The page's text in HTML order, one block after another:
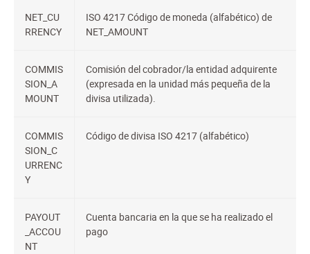
NET_CU
RRENCY
ISO 4217 Código de moneda (alfabético) de
NET_AMOUNT
COMMIS
SION_A
MOUNT
Comisión del cobrador/la entidad adquirente
(expresada en la unidad más pequeña de la
divisa utilizada).
COMMIS
SION_C
URRENC
Y
Código de divisa ISO 4217 (alfabético)
PAYOUT
_ACCOU
NT
Cuenta bancaria en la que se ha realizado el
pago